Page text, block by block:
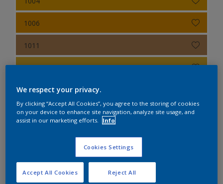
Sikkens Colour Futures 2019
Sikkens Colour Futures 2018
1006
1011
1012
1013
1014
1017
We respect your privacy.
By clicking “Accept All Cookies”, you agree to the storing of cookies
on your device to enhance site navigation, analyze site usage, and
assist in our marketing efforts.
Info
Cookies Settings
Reject All
Accept All Cookies